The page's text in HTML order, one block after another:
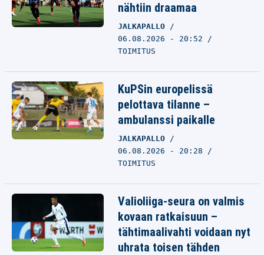
nähtiin draamaa
JALKAPALLO
06.08.2026 - 20:52
TOIMITUS
KuPSin europelissä
pelottava tilanne –
ambulanssi paikalle
JALKAPALLO
06.08.2026 - 20:28
TOIMITUS
Valioliiga-seura on valmis
kovaan ratkaisuun –
tähtimaalivahti voidaan nyt
uhrata toisen tähden